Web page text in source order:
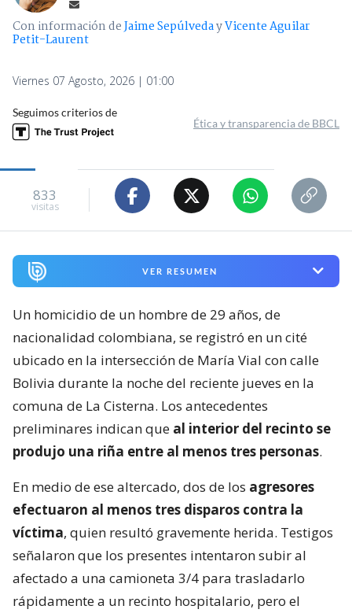
Con información deJaime SepúlvedayVicente Aguilar
Petit-Laurent
Viernes 07 Agosto, 2026 | 01:00
Seguimos criterios de
Ética y transparencia de BBCL
833
visitas
VER RESUMEN
Un homicidio de un hombre de 29 años, de
nacionalidad colombiana, se registró en un cité
ubicado en la intersección de María Vial con calle
Bolivia durante la noche del reciente jueves en la
comuna de La Cisterna. Los antecedentes
preliminares indican que al interior del recinto se
produjo una riña entre al menos tres personas.
En medio de ese altercado, dos de los agresores
efectuaron al menos tres disparos contra la
víctima, quien resultó gravemente herida. Testigos
señalaron que los presentes intentaron subir al
afectado a una camioneta 3/4 para trasladarlo
rápidamente a un recinto hospitalario, pero el